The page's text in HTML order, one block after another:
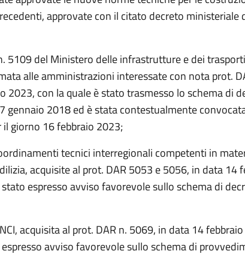
approvate con il citato decreto ministeriale
5109 del Ministero delle infrastrutture e dei
alle amministrazioni interessate con nota prot.
2023, con la quale è stato trasmesso lo schema di
gennaio 2018 ed è stata contestualmente
giorno 16 febbraio 2023;
tecnici interregionali competenti in
acquisite al prot. DAR 5053 e 5056, in data 14
espresso avviso favorevole sullo schema di
acquisita al prot. DAR n. 5069, in data 14
avviso favorevole sullo schema di